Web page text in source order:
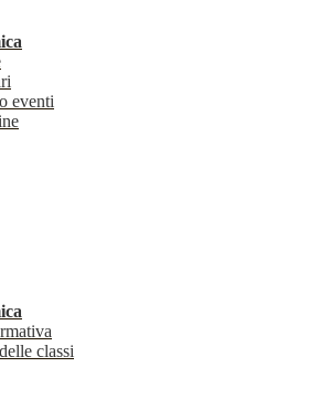
eventi
classi